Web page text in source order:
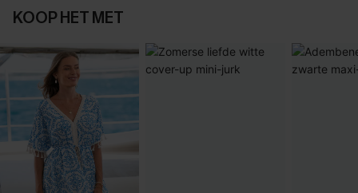
KOOP HET MET